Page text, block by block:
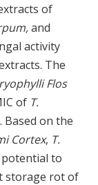
of
and
activity
The
Flos
of T.
Based on the
Cortex, T.
to
storage rot of